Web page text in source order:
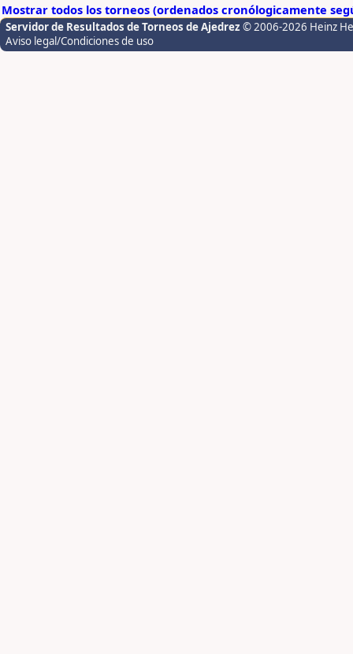
Mostrar todos los torneos (ordenados cronólogicamente
Servidor de Resultados de Torneos de Ajedrez © 2006-2026 Heinz
Aviso legal/Condiciones de uso